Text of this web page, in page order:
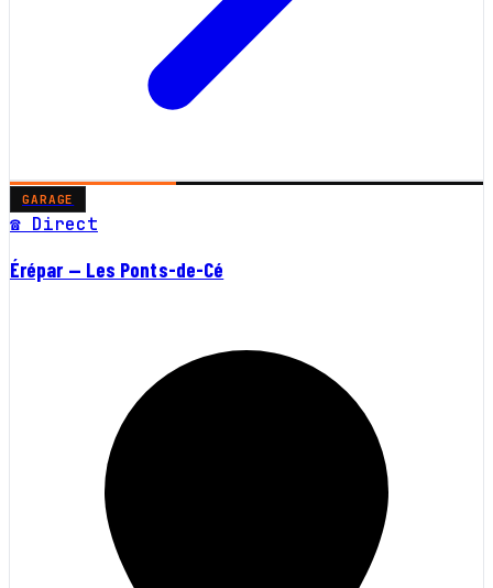
GARAGE
☎ Direct
Érépar — Les Ponts-de-Cé